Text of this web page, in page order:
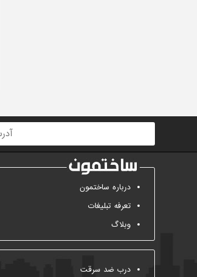
درباره ساختمون
تعرفه تبلیغات
وبلاگ
درب ضد سرقت